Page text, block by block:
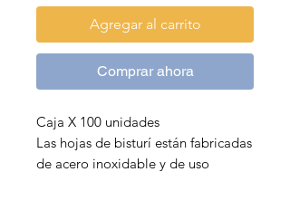
Agregar al carrito
Comprar ahora
Caja X 100 unidades
Las hojas de bisturí están fabricadas
de acero inoxidable y de uso